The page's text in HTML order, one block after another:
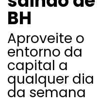
BH
Aproveite o
entorno da
capital a
qualquer dia
da semana